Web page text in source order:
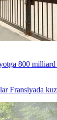
800 milliard
Fransiyada